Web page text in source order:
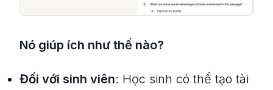
Nó giúp ích như thế nào?
Đối với sinh viên: Học sinh có thể tạo tài